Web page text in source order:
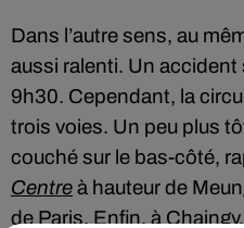
Dans l’autre sens, au
aussi ralenti. Un accident
9h30. Cependant, la
trois voies. Un peu plus
couché sur le bas-côté,
Centre à hauteur de
de Paris. Enfin, à